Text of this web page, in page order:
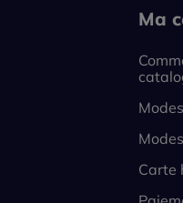
Ma
Carte